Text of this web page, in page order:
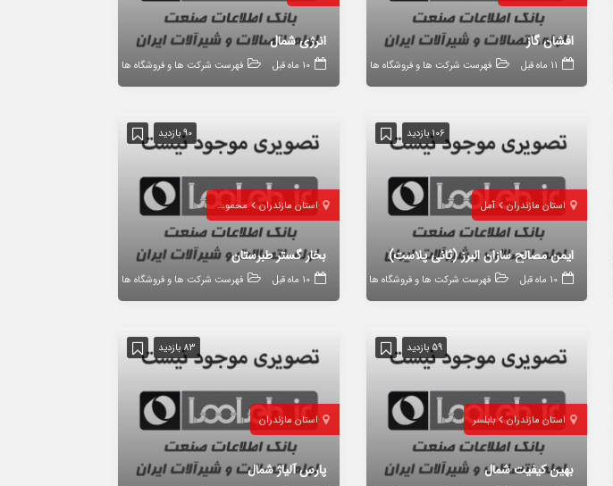
افشان گاز
11 ماه قبل فهرست شرکت ها و فروشگاه ها
انرژی شمال
10 ماه قبل فهرست شرکت ها و فروشگاه ها
106 بازدید
استان مازندران آمل
ایمن مصالح سازان البرز (ثانی پلاست)
10 ماه قبل فهرست شرکت ها و فروشگاه ها
90 بازدید
استان مازندران محمودآباد
بخار گستر طبرستان
10 ماه قبل فهرست شرکت ها و فروشگاه ها
59 بازدید
استان مازندران بابلسر
بهین کیفیت شمال
83 بازدید
استان مازندران
پارس آلیاژ شمال